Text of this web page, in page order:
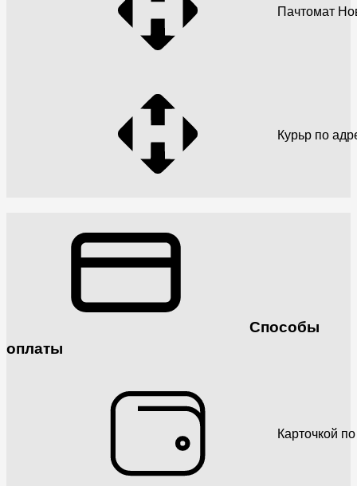
Пачтомат
Курьр по
Способы
оплаты
Карточкой